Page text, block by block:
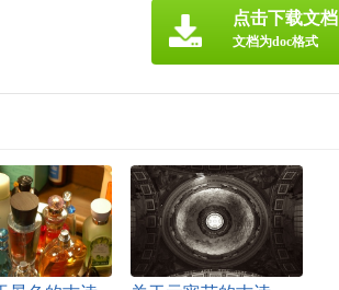
点击下载文档
文档为doc格式